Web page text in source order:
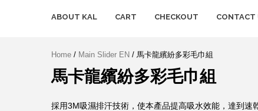
ABOUT KAL CART CHECKOUT CONTACT
Home / Main Slider EN / 馬卡龍繽紛多彩毛巾組
馬卡龍繽紛多彩毛巾組
採用3M吸濕排汗技術，使本產品提高吸水效能，達到速